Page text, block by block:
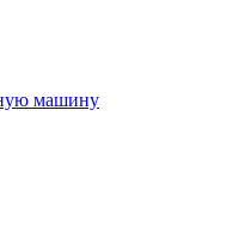
машину